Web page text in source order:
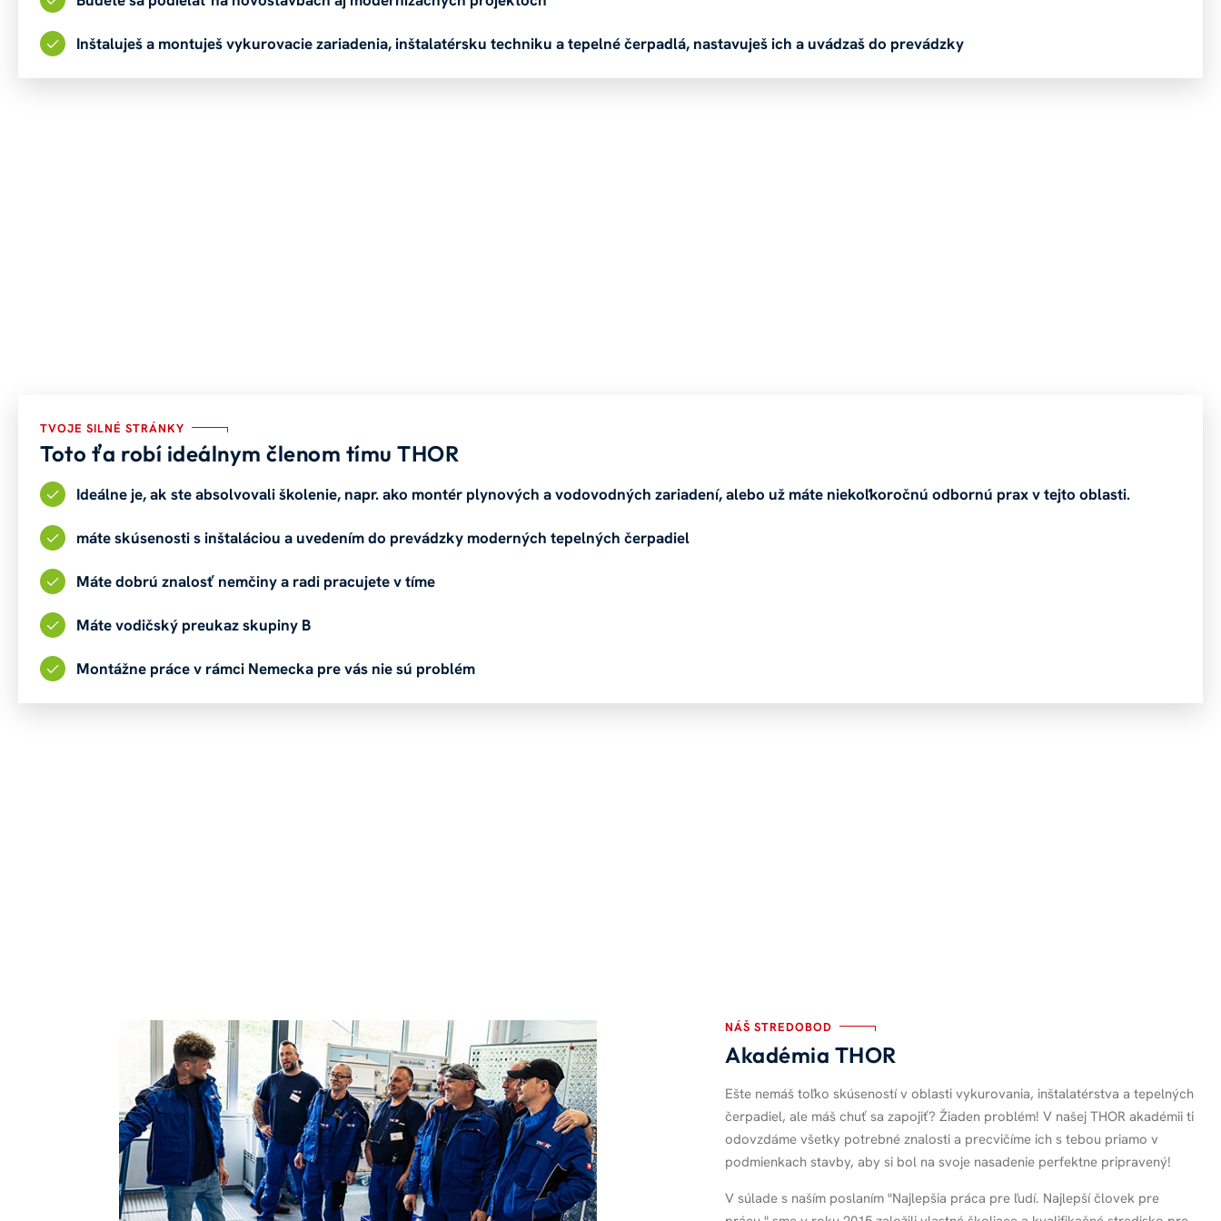
Inštaluješ a montuješ vykurovacie zariadenia, inštalatérsku techniku a tepelné čerpadlá, nastavuješ ich a uvádzaš do prevádzky
TVOJE SILNÉ STRÁNKY
Toto ťa robí ideálnym členom tímu THOR
Ideálne je, ak ste absolvovali školenie, napr. ako montér plynových a vodovodných zariadení, alebo už máte niekoľkoročnú odbornú prax v tejto oblasti.
máte skúsenosti s inštaláciou a uvedením do prevádzky moderných tepelných čerpadiel
Máte dobrú znalosť nemčiny a radi pracujete v tíme
Máte vodičský preukaz skupiny B
Montážne práce v rámci Nemecka pre vás nie sú problém
NÁŠ STREDOBOD
Akadémia THOR
Ešte nemáš toľko skúseností v oblasti vykurovania, inštalatérstva a tepelných
čerpadiel, ale máš chuť sa zapojiť? Žiaden problém! V našej THOR akadémii ti
odovzdáme všetky potrebné znalosti a precvičíme ich s tebou priamo v
podmienkach stavby, aby si bol na svoje nasadenie perfektne pripravený!
V súlade s naším poslaním "Najlepšia práca pre ľudí. Najlepší človek pre